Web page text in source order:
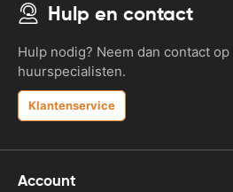
Hulp en contact
Hulp nodig? Neem dan contact
huurspecialisten.
Klantenservice
Account